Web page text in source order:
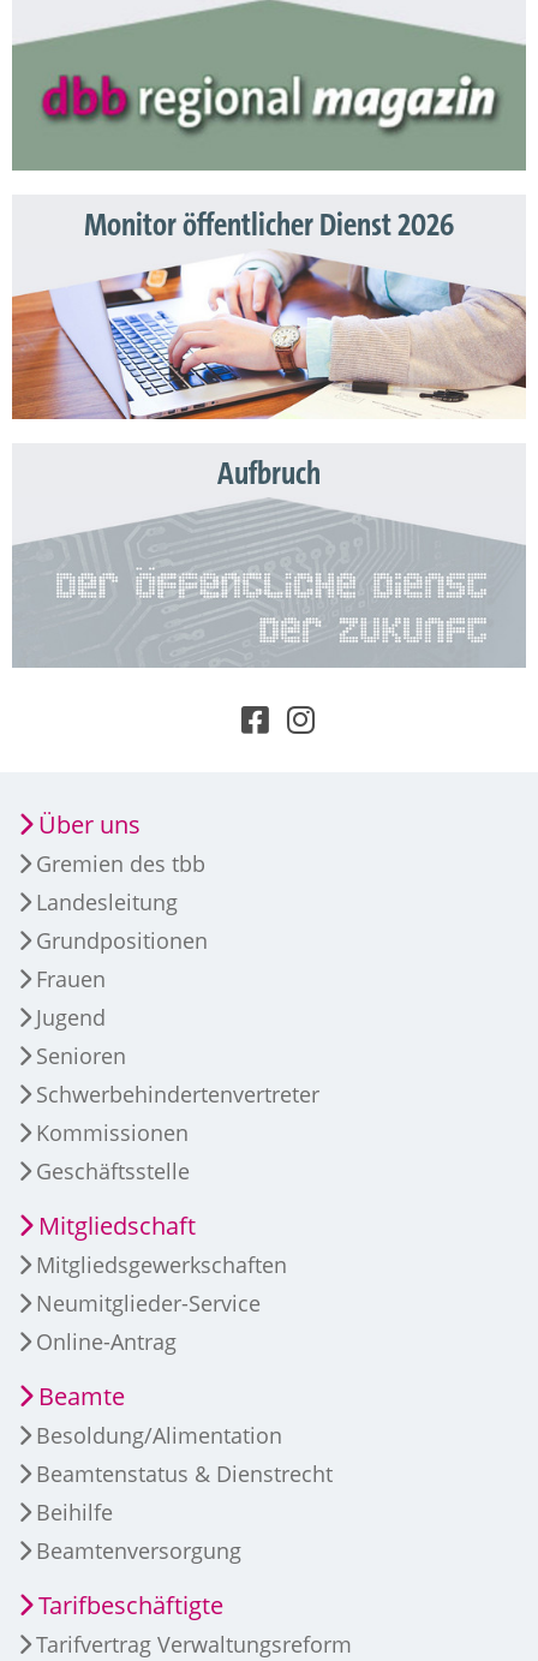
Monitor öffentlicher Dienst 2026
Aufbruch
Über uns
Gremien des tbb
Landesleitung
Grundpositionen
Frauen
Jugend
Senioren
Schwerbehindertenvertreter
Kommissionen
Geschäftsstelle
Mitgliedschaft
Mitgliedsgewerkschaften
Neumitglieder-Service
Online-Antrag
Beamte
Besoldung/Alimentation
Beamtenstatus & Dienstrecht
Beihilfe
Beamtenversorgung
Tarifbeschäftigte
Tarifvertrag Verwaltungsreform